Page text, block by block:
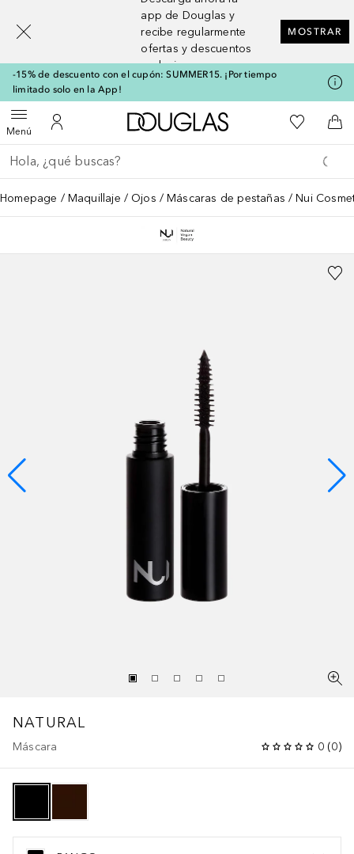
app de Douglas y
recibe regularmente
ofertas y descuentos
exclusivos
MOSTRAR
-15% de descuento con el cupón: SUMMER15. ¡Por tiempo
limitado solo en la App!
MenúAbrir menúMi cuenta
A Douglas HomeMi lista de
A
Regresar
Ejecutar búsqueda
Homepage Maquillaje Ojos Máscaras de pestañas Nui
NATURAL
Máscara 0 (0)
[navigation.slideout.screenreader]